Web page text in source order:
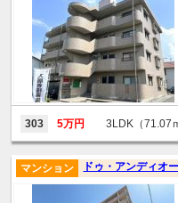
303 5万円 3LDK（71.07
ドゥ・アンディオ
マンション